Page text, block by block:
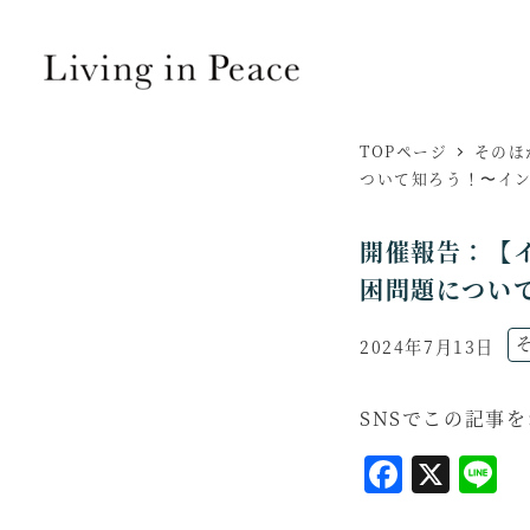
TOPページ そのほ
ついて知ろう！〜イ
開催報告：【
困問題につい
投稿日
2024年7月13日
SNSでこの記事を
F X